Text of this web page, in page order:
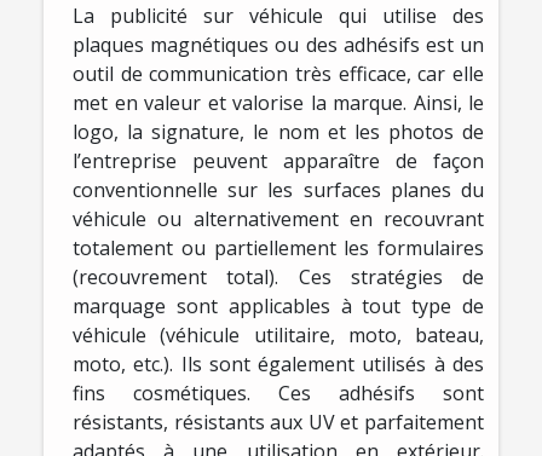
La publicité sur véhicule qui utilise des
plaques magnétiques ou des adhésifs est un
outil de communication très efficace, car elle
met en valeur et valorise la marque. Ainsi, le
logo, la signature, le nom et les photos de
l’entreprise peuvent apparaître de façon
conventionnelle sur les surfaces planes du
véhicule ou alternativement en recouvrant
totalement ou partiellement les formulaires
(recouvrement total). Ces stratégies de
marquage sont applicables à tout type de
véhicule (véhicule utilitaire, moto, bateau,
moto, etc.). Ils sont également utilisés à des
fins cosmétiques. Ces adhésifs sont
résistants, résistants aux UV et parfaitement